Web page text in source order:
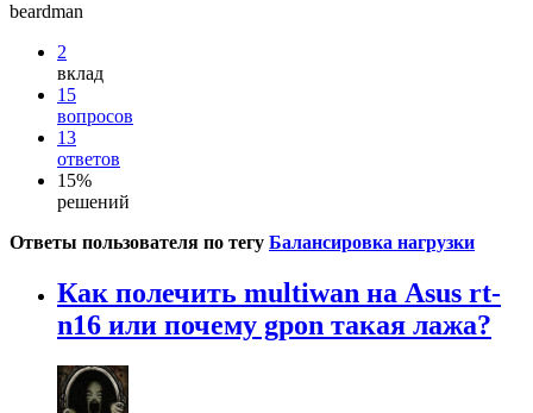
beardman
2
вклад
15
вопросов
13
ответов
15%
решений
Ответы пользователя по тегу Балансировка нагрузки
Как полечить multiwan на Asus rt-
n16 или почему gpon такая лажа?